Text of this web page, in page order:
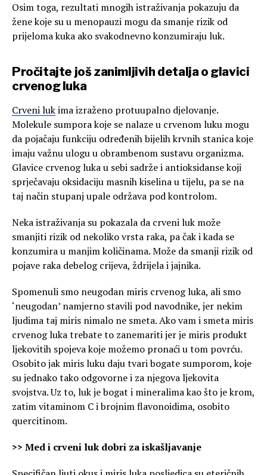
Osim toga, rezultati mnogih istraživanja pokazuju da
žene koje su u menopauzi mogu da smanje rizik od
prijeloma kuka ako svakodnevno konzumiraju luk.
Pročitajte još zanimljivih detalja o glavici
crvenog luka
Crveni lukima izraženo protuupalno djelovanje.
Molekule sumpora koje se nalaze u crvenom luku mogu
da pojačaju funkciju određenih bijelih krvnih stanica koje
imaju važnu ulogu u obrambenom sustavu organizma.
Glavice crvenog luka u sebi sadrže i antioksidanse koji
sprječavaju oksidaciju masnih kiselina u tijelu, pa se na
taj način stupanj upale održava pod kontrolom.
Neka istraživanja su pokazala da crveni luk može
smanjiti rizik od nekoliko vrsta raka, pa čak i kada se
konzumira u manjim količinama. Može da smanji rizik od
pojave raka debelog crijeva, ždrijela i jajnika.
Spomenuli smo neugodan miris crvenog luka, ali smo
‘neugodan’ namjerno stavili pod navodnike, jer nekim
ljudima taj miris nimalo ne smeta. Ako vam i smeta miris
crvenog luka trebate to zanemariti jer je miris produkt
ljekovitih spojeva koje možemo pronaći u tom povrću.
Osobito jak miris luku daju tvari bogate sumporom, koje
su jednako tako odgovorne i za njegova ljekovita
svojstva. Uz to, luk je bogat i mineralima kao što je krom,
zatim vitaminom C i brojnim flavonoidima, osobito
quercitinom.
>> Med i crveni luk dobri za iskašljavanje